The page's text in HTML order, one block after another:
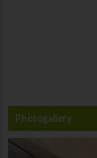
Photogallery